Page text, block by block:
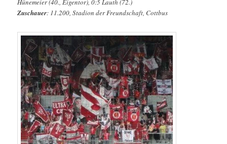
Hünemeier (40., Eigentor), 0:5 Lauth (72.)
Zuschauer: 11.200, Stadion der Freundschaft, Cottbus